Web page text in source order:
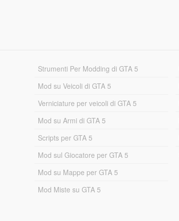
Strumenti Per Modding di GTA 5
Mod su Veicoli di GTA 5
Verniciature per veicoli di GTA 5
Mod su Armi di GTA 5
Scripts per GTA 5
Mod sul Giocatore per GTA 5
Mod su Mappe per GTA 5
Mod Miste su GTA 5